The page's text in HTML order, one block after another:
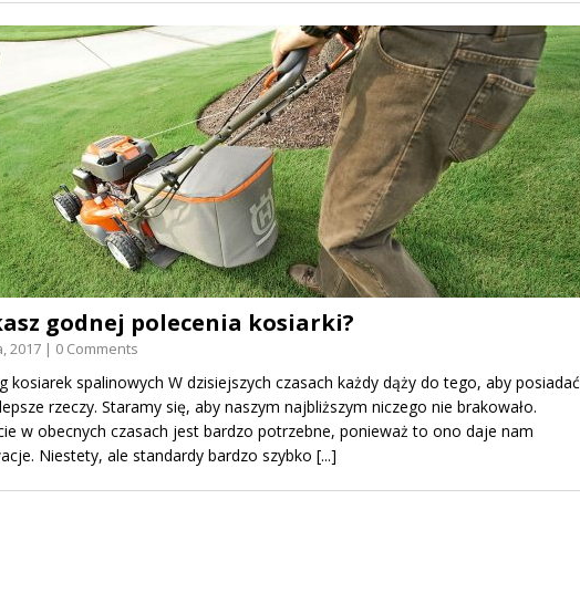
godnej polecenia kosiarki?
2017 | 0 Comments
kosiarek spalinowych W dzisiejszych czasach każdy dąży do tego, aby posiadać
rzeczy. Staramy się, aby naszym najbliższym niczego nie brakowało.
w obecnych czasach jest bardzo potrzebne, ponieważ to ono daje nam
Niestety, ale standardy bardzo szybko [...]